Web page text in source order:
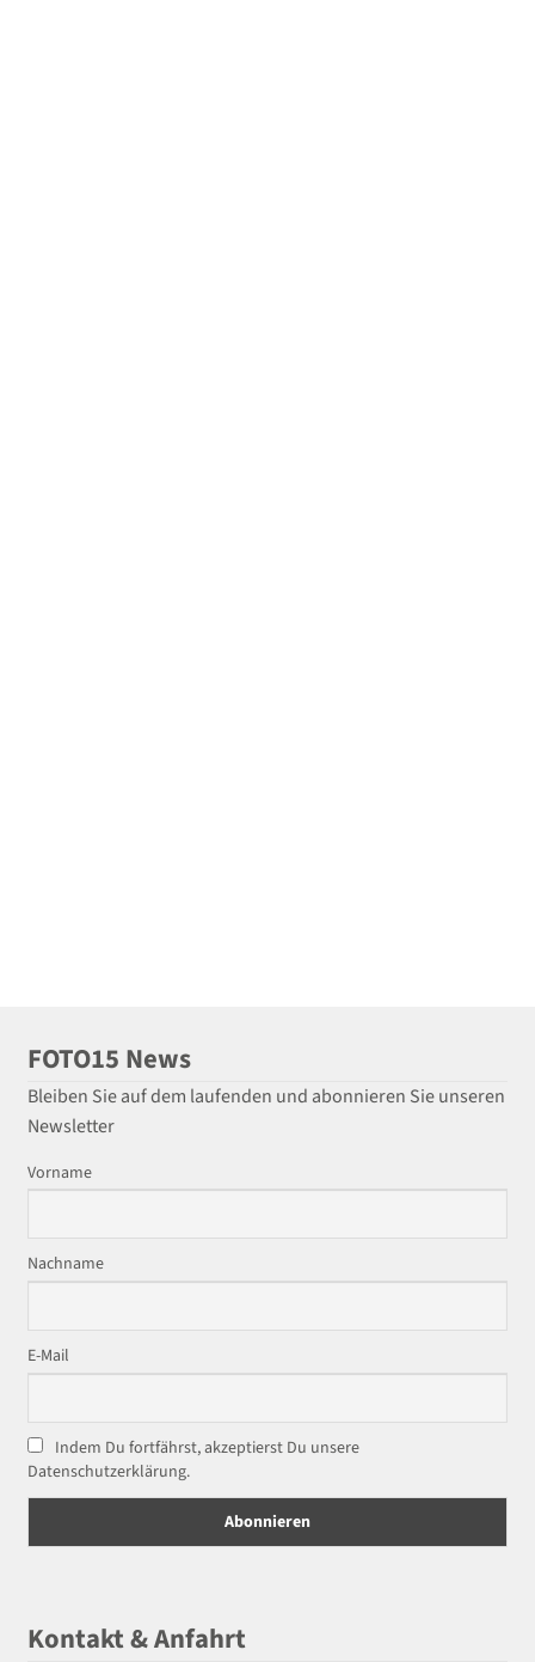
FOTO15 News
Bleiben Sie auf dem laufenden und abonnieren Sie unseren
Newsletter
Vorname
Nachname
E-Mail
Indem Du fortfährst, akzeptierst Du unsere
Datenschutzerklärung.
Kontakt & Anfahrt